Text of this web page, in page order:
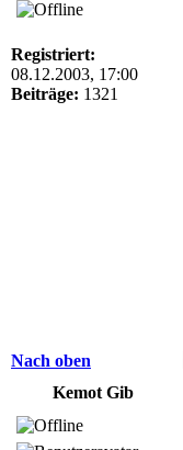
Registriert:
08.12.2003, 17:00
Beiträge: 1321
Nach oben
Kemot Gib